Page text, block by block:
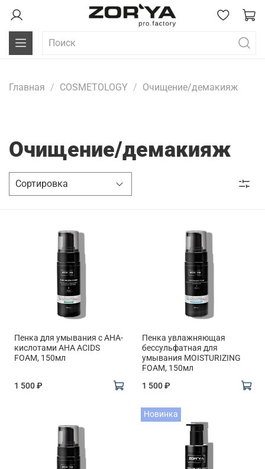
Главная COSMETOLOGY Очищение/демакияж
Очищение/демакияж
Пенка для умывания с АНА-
кислотами AHA ACIDS
FOAM, 150мл
1 500 ₽
Пенка увлажняющая
бессульфатная для
умывания MOISTURIZING
FOAM, 150мл
1 500 ₽
Новинка